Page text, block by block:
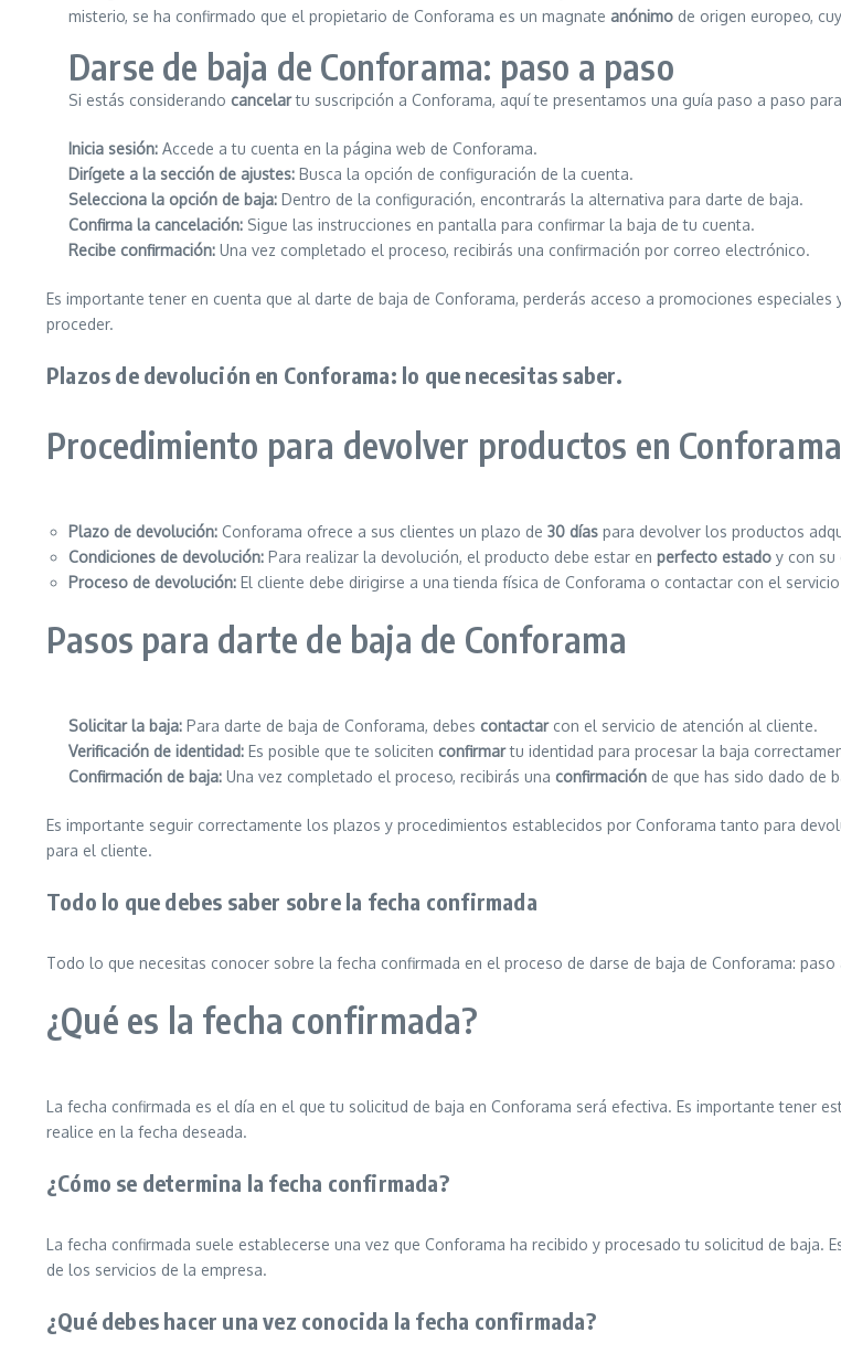
misterio, se ha confirmado que el propietario de Conforama es un magnate anónimo de origen europeo,
Darse de baja de Conforama: paso a paso
Si estás considerando cancelartu suscripción a Conforama, aquí te presentamos una guía paso a paso
Inicia sesión: Accede a tu cuenta en la página web de Conforama.
Dirígete a la sección de ajustes: Busca la opción de configuración de la cuenta.
Selecciona la opción de baja: Dentro de la configuración, encontrarás la alternativa para darte de baja.
Confirma la cancelación: Sigue las instrucciones en pantalla para confirmar la baja de tu cuenta.
Recibe confirmación: Una vez completado el proceso, recibirás una confirmación por correo electrónico.
Es importante tener en cuenta que al darte de baja de Conforama, perderás acceso a promociones
proceder.
Plazos de devolución en Conforama: lo que necesitas saber.
Procedimiento para devolver productos en Conforama
Plazo de devolución: Conforama ofrece a sus clientes un plazo de 30 días para devolver los productos
Condiciones de devolución: Para realizar la devolución, el producto debe estar en perfecto estado y con su
Proceso de devolución: El cliente debe dirigirse a una tienda física de Conforama o contactar con el
Pasos para darte de baja de Conforama
Solicitar la baja: Para darte de baja de Conforama, debes contactarcon el servicio de atención al cliente.
Verificación de identidad: Es posible que te soliciten confirmartu identidad para procesar la baja
Confirmación de baja: Una vez completado el proceso, recibirás una confirmación de que has sido dado de
Es importante seguir correctamente los plazos y procedimientos establecidos por Conforama tanto para
para el cliente.
Todo lo que debes saber sobre la fecha confirmada
Todo lo que necesitas conocer sobre la fecha confirmada en el proceso de darse de baja de Conforama: paso
¿Qué es la fecha confirmada?
La fecha confirmada es el día en el que tu solicitud de baja en Conforama será efectiva. Es importante tener
realice en la fecha deseada.
¿Cómo se determina la fecha confirmada?
La fecha confirmada suele establecerse una vez que Conforama ha recibido y procesado tu solicitud de
de los servicios de la empresa.
¿Qué debes hacer una vez conocida la fecha confirmada?